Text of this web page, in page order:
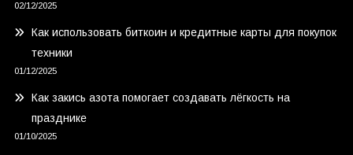
02/12/2025
Как использовать биткоин и кредитные карты для покупок
техники
01/12/2025
Как закись азота помогает создавать лёгкость на
празднике
01/10/2025